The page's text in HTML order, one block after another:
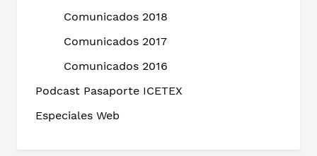
Comunicados 2018
Comunicados 2017
Comunicados 2016
Podcast Pasaporte ICETEX
Especiales Web